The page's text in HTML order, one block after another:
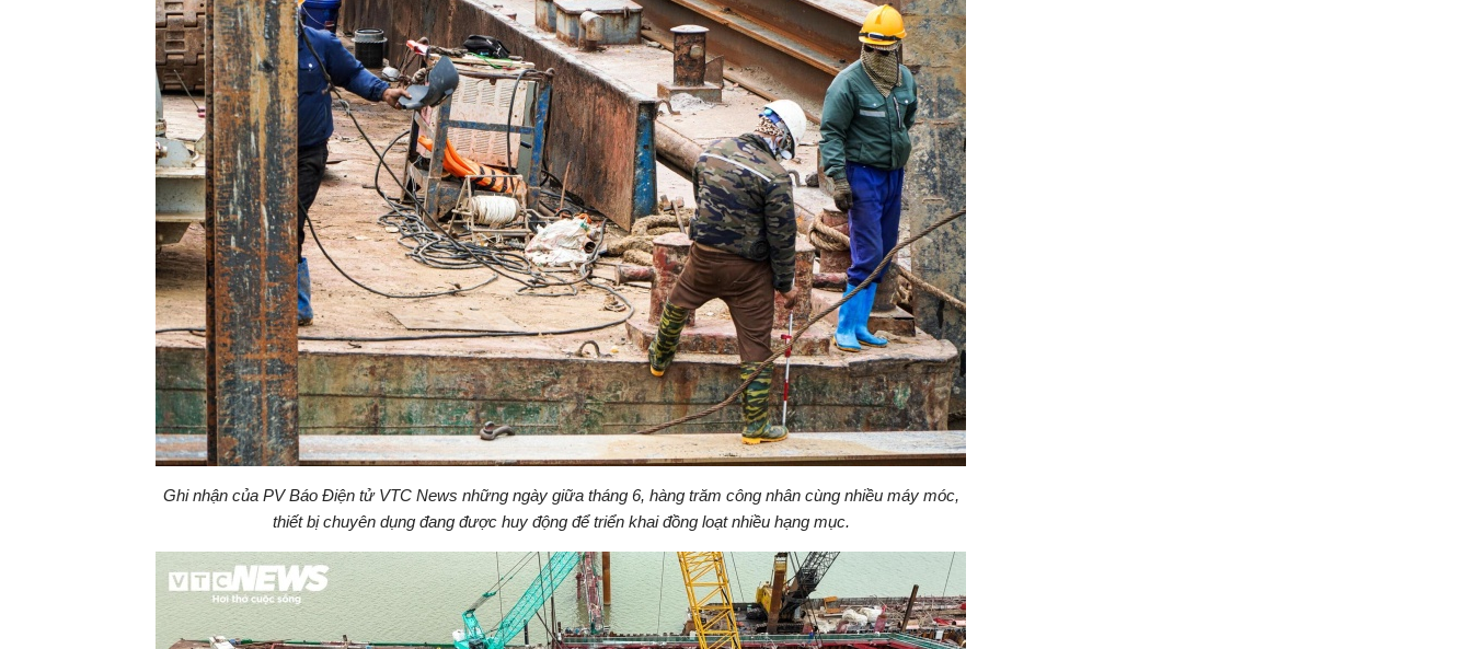
Ghi nhận của PV Báo Điện tử VTC News những ngày giữa tháng 6, hàng trăm công nhân cùng nhiều máy móc,
thiết bị chuyên dụng đang được huy động để triển khai đồng loạt nhiều hạng mục.